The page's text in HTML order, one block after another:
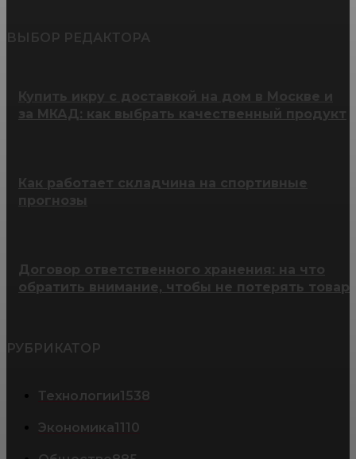
ВЫБОР РЕДАКТОРА
Купить икру с доставкой на дом в Москве и
за МКАД: как выбрать качественный продукт
Как работает складчина на спортивные
прогнозы
Договор ответственного хранения: на что
обратить внимание, чтобы не потерять товар
РУБРИКАТОР
Технологии1538
Экономика1110